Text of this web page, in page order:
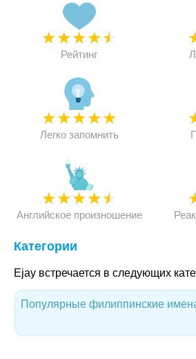
★★★★★
Рейтинг
★★★★★
Легко запомнить
★★★★★
Английское произношение
Категории
Ejay встречается в следующих
Популярные филиппинские